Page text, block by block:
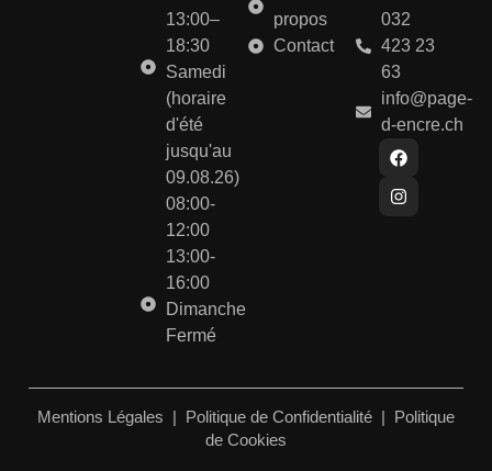
13:00–
18:30
Samedi
(horaire
d'été
jusqu'au
09.08.26)
08:00-
12:00
13:00-
16:00
Dimanche
Fermé
propos
Contact
032
423 23
63
info@page-
d-encre.ch
Mentions Légales | Politique de Confidentialité | Politique
de Cookies